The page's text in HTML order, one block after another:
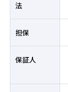
法
担保
保証人